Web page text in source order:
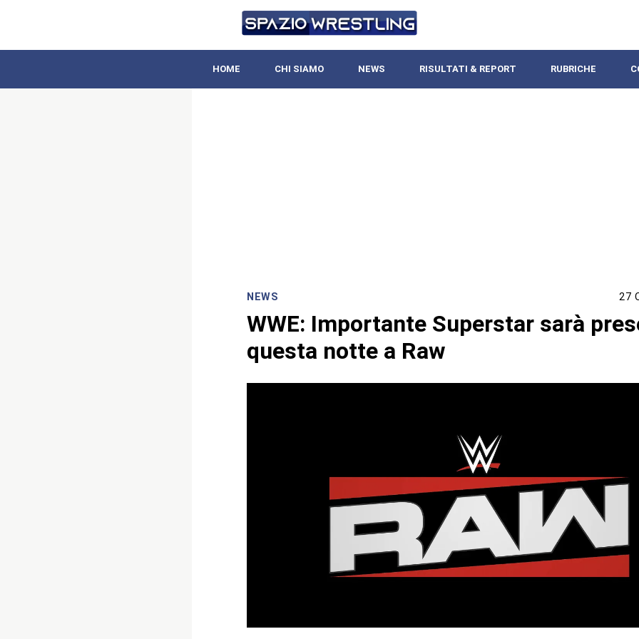
HOME CHI SIAMO NEWS RISULTATI & REPORT RUBRICHE
NEWS 27
WWE: Importante Superstar sarà
questa notte a Raw